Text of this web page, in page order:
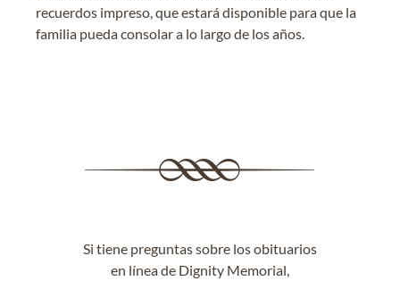
recuerdos impreso, que estará disponible para que la
familia pueda consolar a lo largo de los años.
Si tiene preguntas sobre los obituarios
en línea de Dignity Memorial,